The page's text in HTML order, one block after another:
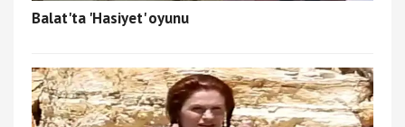
Balat'ta 'Hasiyet' oyunu